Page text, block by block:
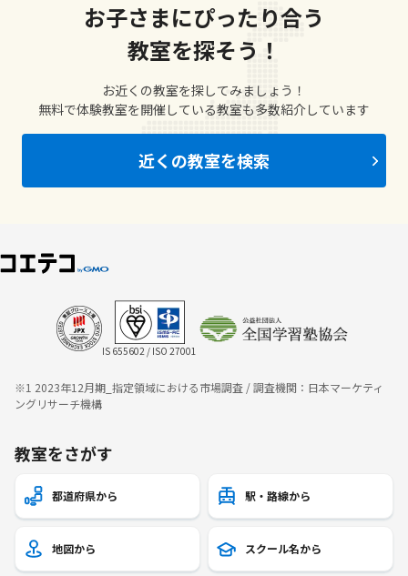
お子さまにぴったり合う
教室を探そう！
お近くの教室を探してみましょう！
無料で体験教室を開催している教室も多数紹介しています
近くの教室を検索
IS 655602 / ISO 27001
※1 2023年12月期_指定領域における市場調査 / 調査機関：日本マーケティ
ングリサーチ機構
教室をさがす
都道府県から 駅・路線から
地図から スクール名から